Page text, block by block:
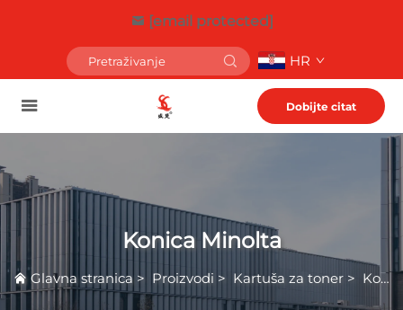
[email protected]
HR
Dobijte citat
Konica Minolta
Glavna stranica > Proizvodi > Kartuša za toner > Konica Minolta